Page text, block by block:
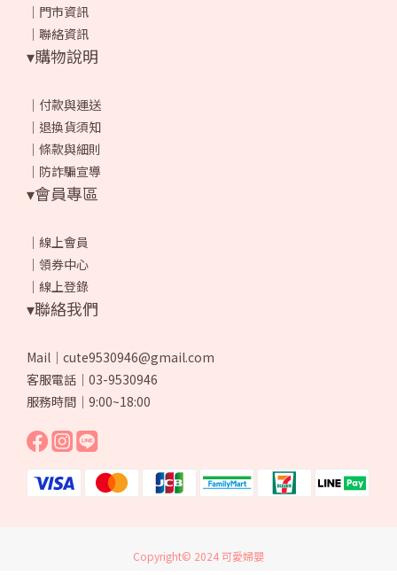
｜ 門市資訊
｜ 聯絡資訊
▾購物說明
｜ 付款與運送
｜ 退換貨須知
｜ 條款與細則
｜ 防詐騙宣導
▾會員專區
｜ 線上會員
｜ 領券中心
｜ 線上登錄
▾聯絡我們
Mail｜cute9530946@gmail.com
客服電話｜03-9530946
服務時間｜9:00~18:00
Copyright© 2024 可愛婦嬰